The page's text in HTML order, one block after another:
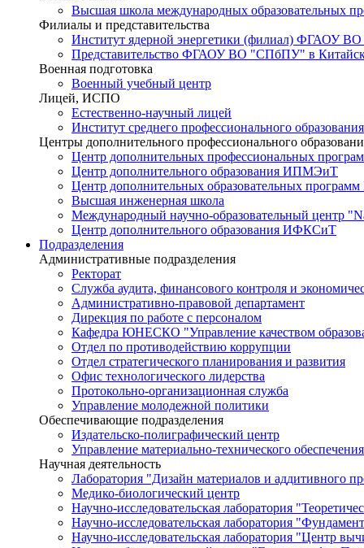
Высшая школа международных образовательных
Филиалы и представительства
Институт ядерной энергетики (филиал) ФГАОУ
Представительство ФГАОУ ВО "СПбПУ" в
Военная подготовка
Военный учебный центр
Лицей, ИСПО
Естественно-научный лицей
Институт среднего профессионального образования
Центры дополнительного профессионального
Центр дополнительных профессиональных
Центр дополнительного образования ИПМЭиТ
Центр дополнительных образовательных
Высшая инженерная школа
Международный научно-образовательный центр
Центр дополнительного образования ИФКСиТ
Подразделения
Административные подразделения
Ректорат
Служба аудита, финансового контроля и
Административно-правовой департамент
Дирекция по работе с персоналом
Кафедра ЮНЕСКО "Управление качеством
Отдел по противодействию коррупции
Отдел стратегического планирования и развития
Офис технологического лидерства
Протокольно-организационная служба
Управление молодежной политики
Обеспечивающие подразделения
Издательско-полиграфический центр
Управление материально-технического обеспечения
Научная деятельность
Лаборатория "Дизайн материалов и аддитивного
Медико-биологический центр
Научно-исследовательская лаборатория
Научно-исследовательская лаборатория
Научно-исследовательская лаборатория "Центр